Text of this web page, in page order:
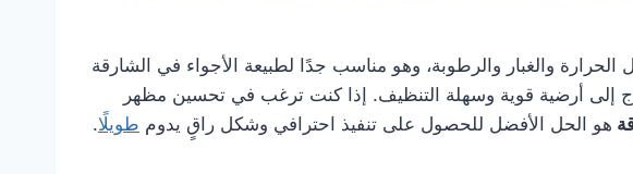
والغبار والرطوبة، وهو مناسب جدًا لطبيعة الأجواء في الشارقة
إلى أرضية قوية وسهلة التنظيف. إذا كنت ترغب في تحسين مظهر
هو الحل الأفضل للحصول على تنفيذ احترافي وشكل راقٍ يدوم طويلًا.